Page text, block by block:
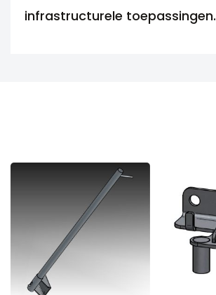
infrastructurele toepassingen.